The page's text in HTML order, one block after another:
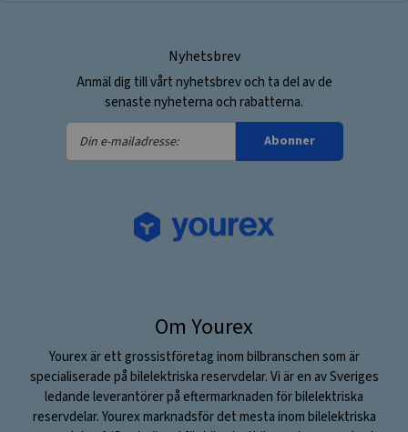
Nyhetsbrev
Anmäl dig till vårt nyhetsbrev och ta del av de
senaste nyheterna och rabatterna.
Din
e-
Abonner
Om Yourex
Yourex är ett grossistföretag inom bilbranschen som är
specialiserade på bilelektriska reservdelar. Vi är en av Sveriges
ledande leverantörer på eftermarknaden för bilelektriska
reservdelar. Yourex marknadsför det mesta inom bilelektriska